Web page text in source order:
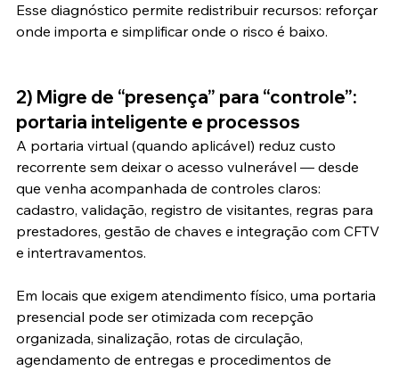
Esse diagnóstico permite redistribuir recursos: reforçar
onde importa e simplificar onde o risco é baixo.
2) Migre de “presença” para “controle”:
portaria inteligente e processos
A portaria virtual (quando aplicável) reduz custo
recorrente sem deixar o acesso vulnerável — desde
que venha acompanhada de controles claros:
cadastro, validação, registro de visitantes, regras para
prestadores, gestão de chaves e integração com CFTV
e intertravamentos.
Em locais que exigem atendimento físico, uma portaria
presencial pode ser otimizada com recepção
organizada, sinalização, rotas de circulação,
agendamento de entregas e procedimentos de